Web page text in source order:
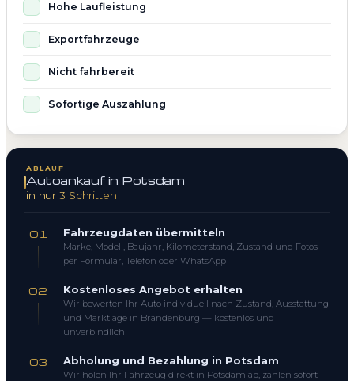
Hohe Laufleistung
Exportfahrzeuge
Nicht fahrbereit
Sofortige Auszahlung
ABLAUF
Autoankauf in Potsdam
in nur 3 Schritten
01 Fahrzeugdaten übermitteln
Marke, Modell, Baujahr, Kilometerstand, Zustand und Fotos —
per Formular, Telefon oder WhatsApp
02 Kostenloses Angebot erhalten
Wir bewerten Ihr Auto individuell nach Zustand, Ausstattung
und Marktlage in Brandenburg — kostenlos und
unverbindlich
03 Abholung und Bezahlung in Potsdam
Wir holen Ihr Fahrzeug direkt in Potsdam ab, zahlen sofort